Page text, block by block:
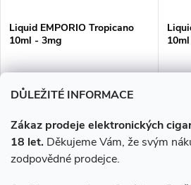
DŮLEŽITÉ INFORMACE
Zákaz prodeje elektronických
18 let. Děkujeme Vám, že svým
zodpovědné prodejce.
Liquid EMPORIO Tropicano
10ml - 3mg
189 Kč
ZOBRAZIT